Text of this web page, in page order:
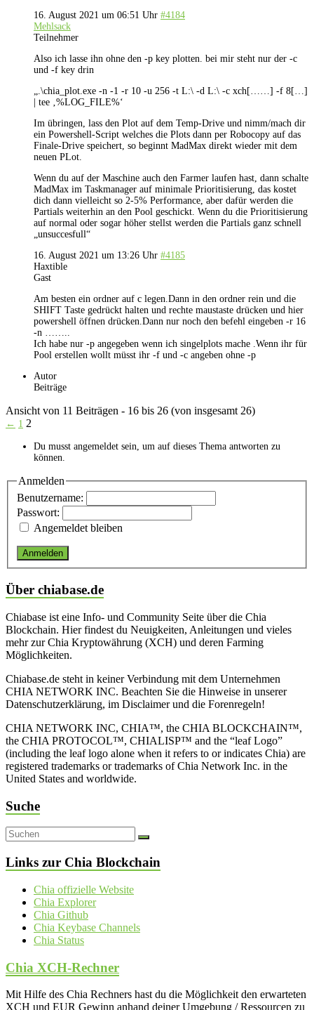
16. August 2021 um 06:51 Uhr #4184
Mehlsack
Teilnehmer
Also ich lasse ihn ohne den -p key plotten. bei mir steht nur der -c
und -f key drin
„.\chia_plot.exe -n -1 -r 10 -u 256 -t L:\ -d L:\ -c xch[……] -f 8[…]
| tee ‚%LOG_FILE%‘
Im übringen, lass den Plot auf dem Temp-Drive und nimm/mach dir
ein Powershell-Script welches die Plots dann per Robocopy auf das
Finale-Drive speichert, so beginnt MadMax direkt wieder mit dem
neuen PLot.
Wenn du auf der Maschine auch den Farmer laufen hast, dann schalte
MadMax im Taskmanager auf minimale Prioritisierung, das kostet
dich dann vielleicht so 2-5% Performance, aber dafür werden die
Partials weiterhin an den Pool geschickt. Wenn du die Prioritisierung
auf normal oder sogar höher stellst werden die Partials ganz schnell
„unsuccesfull“
16. August 2021 um 13:26 Uhr #4185
Haxtible
Gast
Am besten ein ordner auf c legen.Dann in den ordner rein und die
SHIFT Taste gedrückt halten und rechte maustaste drücken und hier
powershell öffnen drücken.Dann nur noch den befehl eingeben -r 16
-n ……..
Ich habe nur -p angegeben wenn ich singelplots mache .Wenn ihr für
Pool erstellen wollt müsst ihr -f und -c angeben ohne -p
Autor
Beiträge
Ansicht von 11 Beiträgen - 16 bis 26 (von insgesamt 26)
← 1 2
Du musst angemeldet sein, um auf dieses Thema antworten zu
können.
Anmelden
Benutzername:
Passwort:
Angemeldet bleiben
Anmelden
Über chiabase.de
Chiabase ist eine Info- und Community Seite über die Chia
Blockchain. Hier findest du Neuigkeiten, Anleitungen und vieles
mehr zur Chia Kryptowährung (XCH) und deren Farming
Möglichkeiten.
Chiabase.de steht in keiner Verbindung mit dem Unternehmen
CHIA NETWORK INC. Beachten Sie die Hinweise in unserer
Datenschutzerklärung, im Disclaimer und die Forenregeln!
CHIA NETWORK INC, CHIA™, the CHIA BLOCKCHAIN™,
the CHIA PROTOCOL™, CHIALISP™ and the “leaf Logo”
(including the leaf logo alone when it refers to or indicates Chia) are
registered trademarks or trademarks of Chia Network Inc. in the
United States and worldwide.
Suche
Links zur Chia Blockchain
Chia offizielle Website
Chia Explorer
Chia Github
Chia Keybase Channels
Chia Status
Chia XCH-Rechner
Mit Hilfe des Chia Rechners hast du die Möglichkeit den erwarteten
XCH und EUR Gewinn anhand deiner Umgebung / Ressourcen zu